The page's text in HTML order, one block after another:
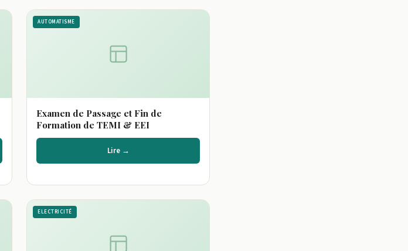
AUTOMATISME
Examen de Passage et Fin de
Formation de TEMI & EEI
Lire →
ELECTRICITÉ